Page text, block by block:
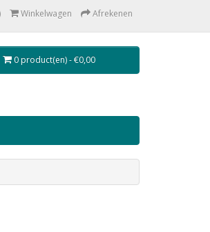
Winkelwagen Afrekenen
0 product(en) - €0,00